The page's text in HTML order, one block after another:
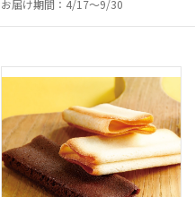
お届け期間：4/17～9/30